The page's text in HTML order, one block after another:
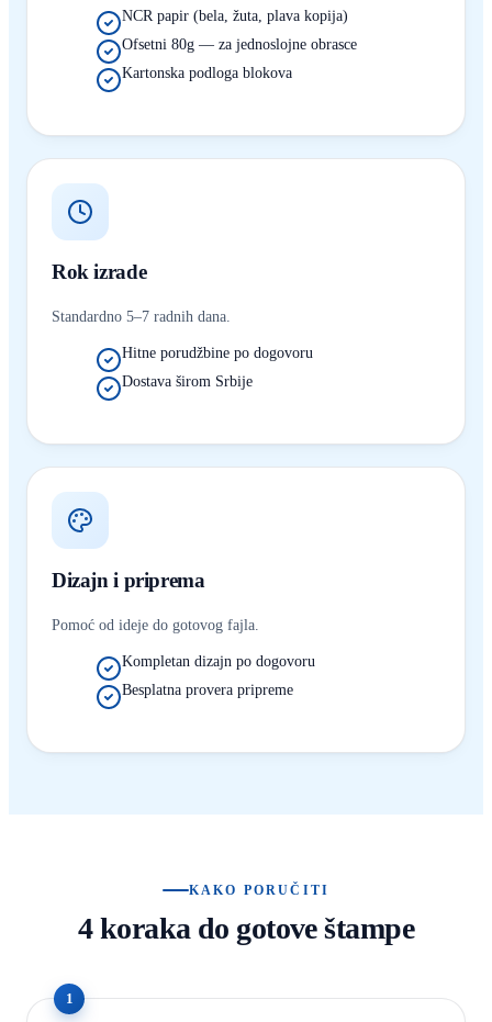
NCR papir (bela, žuta, plava kopija)
Ofsetni 80g — za jednoslojne obrasce
Kartonska podloga blokova
Rok izrade
Standardno 5–7 radnih dana.
Hitne porudžbine po dogovoru
Dostava širom Srbije
Dizajn i priprema
Pomoć od ideje do gotovog fajla.
Kompletan dizajn po dogovoru
Besplatna provera pripreme
KAKO PORUČITI
4 koraka do gotove štampe
1